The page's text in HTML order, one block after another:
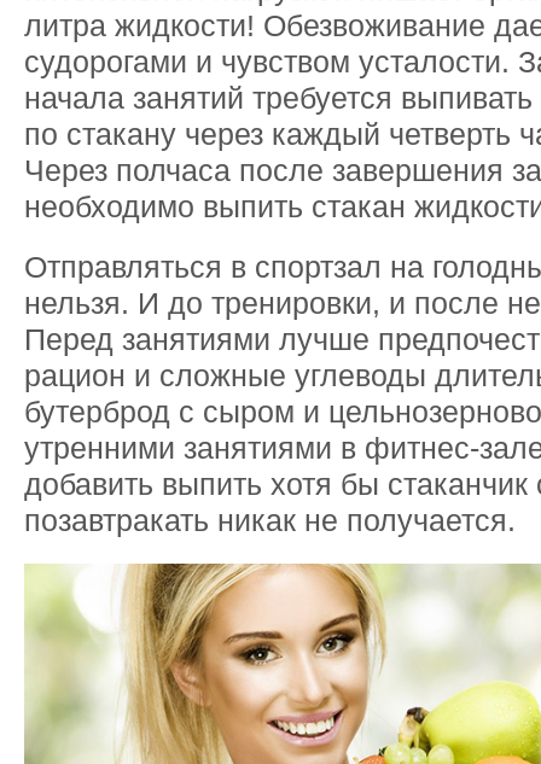
литра жидкости! Обезвоживание
судорогами и чувством усталости.
начала занятий требуется
по стакану через каждый четверть
Через полчаса после завершения
необходимо выпить стакан
Отправляться в спортзал на
нельзя. И до тренировки, и после
Перед занятиями лучше
рацион и сложные углеводы
бутерброд с сыром и
утренними занятиями в фитнес-
добавить выпить хотя бы стаканчик
позавтракать никак не получается.